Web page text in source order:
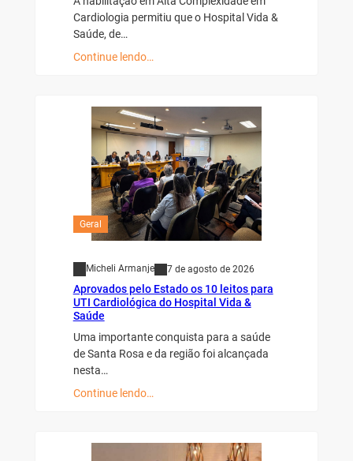
Cardiologia permitiu que o Hospital Vida &
Saúde, de…
Continue lendo…
Geral
Micheli Armanje 7 de agosto de 2026
Aprovados pelo Estado os 10 leitos para
UTI Cardiológica do Hospital Vida &
Saúde
Uma importante conquista para a saúde
de Santa Rosa e da região foi alcançada
nesta…
Continue lendo…